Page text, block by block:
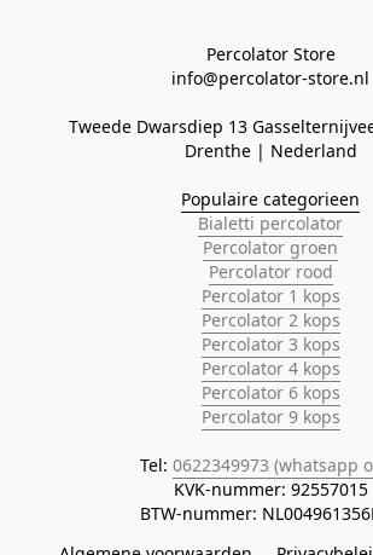
Percolator Store
Tweede Dwarsdiep 13
Populaire categorieen
Bialetti percolator
Percolator groen
Percolator rood
Percolator 1 kops
Percolator 2 kops
Percolator 3 kops
Percolator 4 kops
Percolator 6 kops
Percolator 9 kops
Tel: 0622349973 (whatsapp
KVK-nummer: 92557015
BTW-nummer: